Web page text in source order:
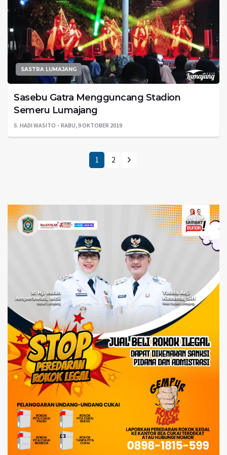
SASTRA LUMAJANG
Sasebu Gatra Mengguncang Stadion
Semeru Lumajang
S. HADI WASITO RABU, 9 OKTOBER 2019
1 2